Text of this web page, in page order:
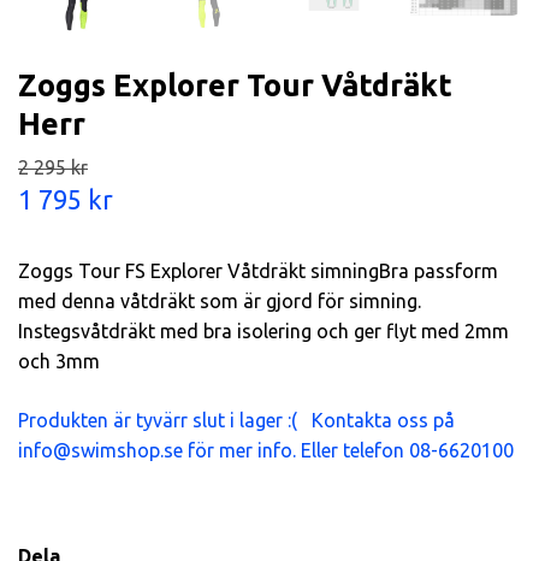
Zoggs Explorer Tour Våtdräkt
Herr
2 295 kr
1 795 kr
Zoggs Tour FS Explorer Våtdräkt simningBra passform
med denna våtdräkt som är gjord för simning.
Instegsvåtdräkt med bra isolering och ger flyt med 2mm
och 3mm
Produkten är tyvärr slut i lager :( Kontakta oss på
info@swimshop.se för mer info. Eller telefon 08-6620100
Dela